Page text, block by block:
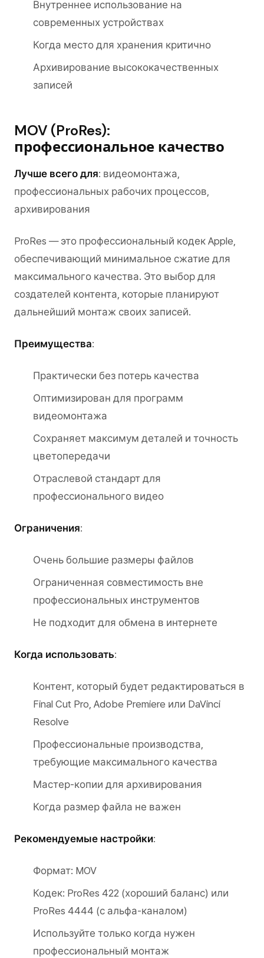
Внутреннее использование на
современных устройствах
Когда место для хранения критично
Архивирование высококачественных
записей
MOV (ProRes):
профессиональное качество
Лучше всего для: видеомонтажа,
профессиональных рабочих процессов,
архивирования
ProRes — это профессиональный кодек Apple,
обеспечивающий минимальное сжатие для
максимального качества. Это выбор для
создателей контента, которые планируют
дальнейший монтаж своих записей.
Преимущества:
Практически без потерь качества
Оптимизирован для программ
видеомонтажа
Сохраняет максимум деталей и точность
цветопередачи
Отраслевой стандарт для
профессионального видео
Ограничения:
Очень большие размеры файлов
Ограниченная совместимость вне
профессиональных инструментов
Не подходит для обмена в интернете
Когда использовать:
Контент, который будет редактироваться в
Final Cut Pro, Adobe Premiere или DaVinci
Resolve
Профессиональные производства,
требующие максимального качества
Мастер-копии для архивирования
Когда размер файла не важен
Рекомендуемые настройки:
Формат: MOV
Кодек: ProRes 422 (хороший баланс) или
ProRes 4444 (с альфа-каналом)
Используйте только когда нужен
профессиональный монтаж